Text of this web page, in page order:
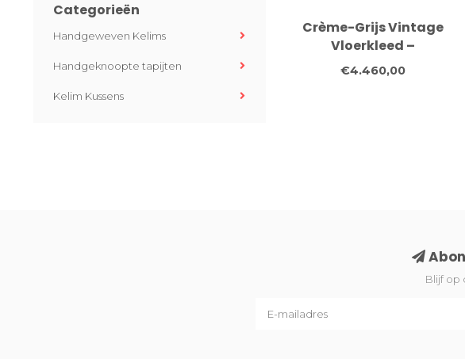
Categorieën
Handgeweven Kelims
Handgeknoopte tapijten
Kelim Kussens
Crème-Grijs Vintage
Vloerkleed –
Bloemenpatroon –
298 x 200 cm
€4.460,00
Blijf op